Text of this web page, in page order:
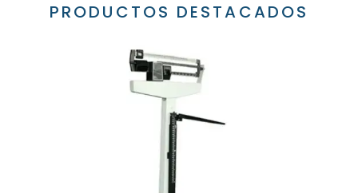
PRODUCTOS DESTACADOS